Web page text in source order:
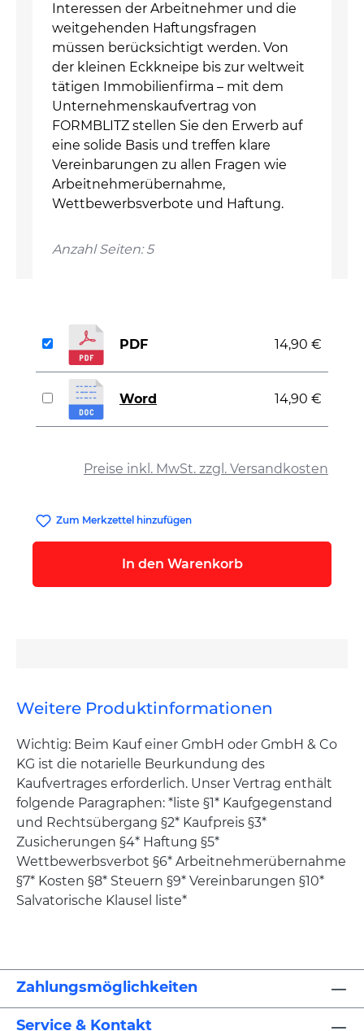
Interessen der Arbeitnehmer und die
weitgehenden Haftungsfragen
müssen berücksichtigt werden. Von
der kleinen Eckkneipe bis zur weltweit
tätigen Immobilienfirma – mit dem
Unternehmenskaufvertrag von
FORMBLITZ stellen Sie den Erwerb auf
eine solide Basis und treffen klare
Vereinbarungen zu allen Fragen wie
Arbeitnehmerübernahme,
Wettbewerbsverbote und Haftung.
Anzahl Seiten: 5
Preise inkl. MwSt. zzgl. Versandkosten
PDF 14,90 €
Word 14,90 €
Zum Merkzettel hinzufügen
In den Warenkorb
Weitere Produktinformationen
Wichtig: Beim Kauf einer GmbH oder GmbH & Co
KG ist die notarielle Beurkundung des
Kaufvertrages erforderlich. Unser Vertrag enthält
folgende Paragraphen: *liste §1* Kaufgegenstand
und Rechtsübergang §2* Kaufpreis §3*
Zusicherungen §4* Haftung §5*
Wettbewerbsverbot §6* Arbeitnehmerübernahme
§7* Kosten §8* Steuern §9* Vereinbarungen §10*
Salvatorische Klausel liste*
Zahlungsmöglichkeiten
Service & Kontakt